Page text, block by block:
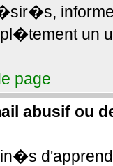
un
page
abusif ou